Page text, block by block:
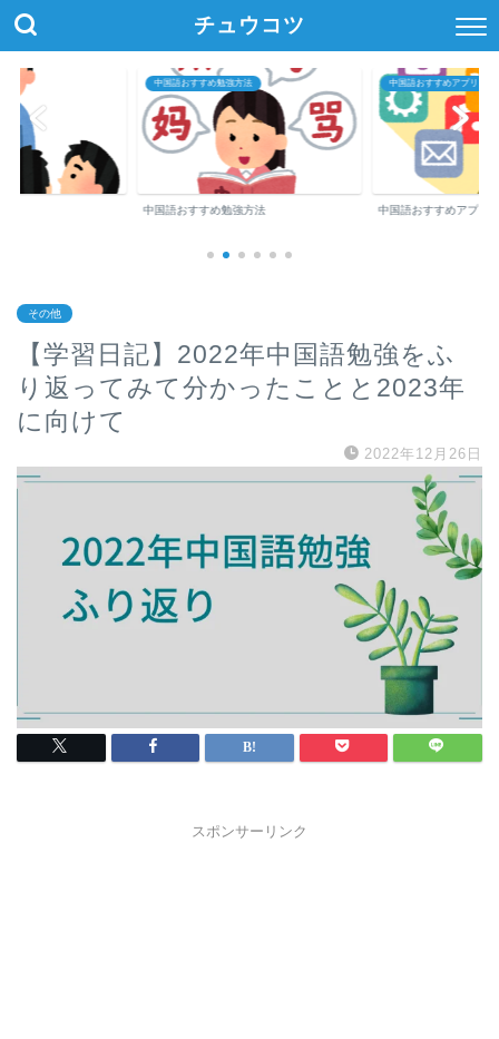
チュウコツ
中国語おすすめ勉強方法
中国語おすすめ勉強方法
中国語おすすめアプリ・参
中国語おすすめアプリ
その他
【学習日記】2022年中国語勉強をふ
り返ってみて分かったことと2023年
に向けて
2022年12月26日
スポンサーリンク